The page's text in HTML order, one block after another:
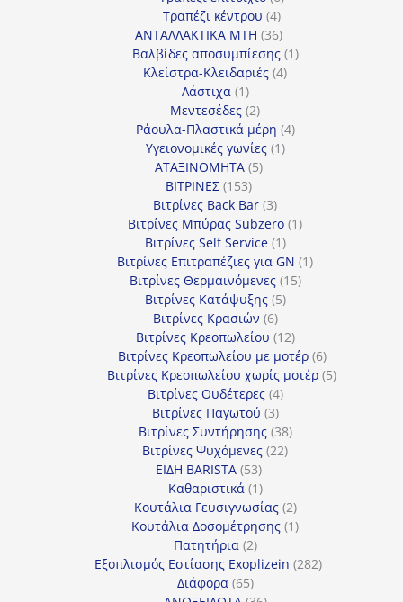
προϊόντα
Τραπέζι κέντρου 44
προϊόντα
ΑΝΤΑΛΛΑΚΤΙΚΑ MTH 3636
προϊόντα
Βαλβίδες αποσυμπίεσης 11
Κλείστρα-Κλειδαριές 44
Λάστιχα 11
προϊόν
Μεντεσέδες 22
προϊόντα
Ράουλα-Πλαστικά μέρη 44
Υγειονομικές γωνίες 11
ΑΤΑΞΙΝΟΜΗΤΑ 55
ΒΙΤΡΙΝΕΣ 153153
προϊόντα
Βιτρίνες Back Bar 33
προϊόντα
Βιτρίνες Mπύρας Subzero 11
Βιτρίνες Self Service 11
προϊόν
Βιτρίνες Επιτραπέζιες για GN 11
Βιτρίνες Θερμαινόμενες 1515
Βιτρίνες Κατάψυξης 55
Βιτρίνες Κρασιών 66
προϊόντα
Βιτρίνες Κρεοπωλείου 1212
προϊόντα
Βιτρίνες Κρεοπωλείου με μοτέρ 66
προϊόντα
Βιτρίνες Κρεοπωλείου χωρίς μοτέρ 55
Βιτρίνες Ουδέτερες 44
προϊόντα
Βιτρίνες Παγωτού 33
προϊόντα
Βιτρίνες Συντήρησης 3838
προϊόντα
Βιτρίνες Ψυχόμενες 2222
ΕΙΔΗ BARISTA 5353
προϊόντα
Καθαριστικά 11
προϊόν
Κουτάλια Γευσιγνωσίας 22
προϊόντα
Κουτάλια Δοσομέτρησης 11
Πατητήρια 22
προϊόντα
Εξοπλισμός Εστίασης Exoplizein 282282
Διάφορα 6565